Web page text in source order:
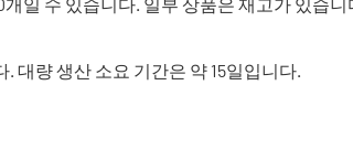
대량 생산 소요 기간은 약 15일입니다.